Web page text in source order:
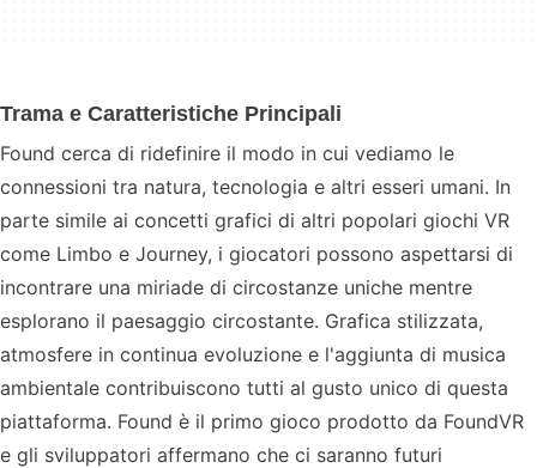
Trama e Caratteristiche Principali
Found cerca di ridefinire il modo in cui vediamo le
connessioni tra natura, tecnologia e altri esseri umani. In
parte simile ai concetti grafici di altri popolari giochi VR
come Limbo e Journey, i giocatori possono aspettarsi di
incontrare una miriade di circostanze uniche mentre
esplorano il paesaggio circostante. Grafica stilizzata,
atmosfere in continua evoluzione e l'aggiunta di musica
ambientale contribuiscono tutti al gusto unico di questa
piattaforma. Found è il primo gioco prodotto da FoundVR
e gli sviluppatori affermano che ci saranno futuri